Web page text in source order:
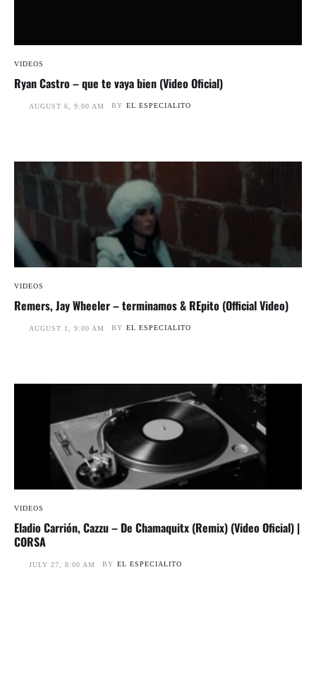
VIDEOS
Ryan Castro – que te vaya bien (Video Oficial)
AUGUST 6, 9:00 AM BY EL ESPECIALITO
VIDEOS
Remers, Jay Wheeler – terminamos & REpito (Official Video)
AUGUST 1, 9:00 AM BY EL ESPECIALITO
VIDEOS
Eladio Carrión, Cazzu – De Chamaquitx (Remix) (Video Oficial) |
CORSA
JULY 27, 8:00 AM BY EL ESPECIALITO